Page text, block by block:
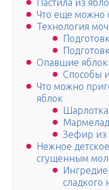
Пастила из
Что еще можно
Технология
Опавшие
Способы
Что можно
яблок
Шарлотка
Мармелад
Зефир из
Нежное
сгущенным
сладкого